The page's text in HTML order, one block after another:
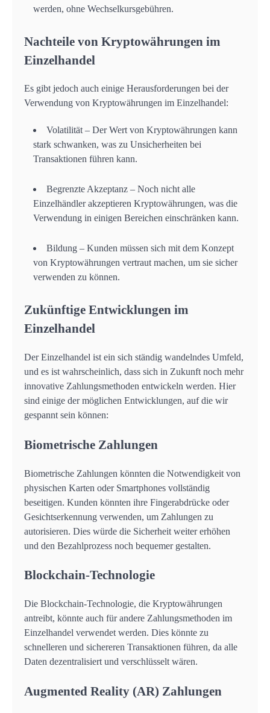
werden, ohne Wechselkursgebühren.
Nachteile von Kryptowährungen im
Einzelhandel
Es gibt jedoch auch einige Herausforderungen bei der
Verwendung von Kryptowährungen im Einzelhandel:
Volatilität – Der Wert von Kryptowährungen kann
stark schwanken, was zu Unsicherheiten bei
Transaktionen führen kann.
Begrenzte Akzeptanz – Noch nicht alle
Einzelhändler akzeptieren Kryptowährungen, was die
Verwendung in einigen Bereichen einschränken kann.
Bildung – Kunden müssen sich mit dem Konzept
von Kryptowährungen vertraut machen, um sie sicher
verwenden zu können.
Zukünftige Entwicklungen im
Einzelhandel
Der Einzelhandel ist ein sich ständig wandelndes Umfeld,
und es ist wahrscheinlich, dass sich in Zukunft noch mehr
innovative Zahlungsmethoden entwickeln werden. Hier
sind einige der möglichen Entwicklungen, auf die wir
gespannt sein können:
Biometrische Zahlungen
Biometrische Zahlungen könnten die Notwendigkeit von
physischen Karten oder Smartphones vollständig
beseitigen. Kunden könnten ihre Fingerabdrücke oder
Gesichtserkennung verwenden, um Zahlungen zu
autorisieren. Dies würde die Sicherheit weiter erhöhen
und den Bezahlprozess noch bequemer gestalten.
Blockchain-Technologie
Die Blockchain-Technologie, die Kryptowährungen
antreibt, könnte auch für andere Zahlungsmethoden im
Einzelhandel verwendet werden. Dies könnte zu
schnelleren und sichereren Transaktionen führen, da alle
Daten dezentralisiert und verschlüsselt wären.
Augmented Reality (AR) Zahlungen